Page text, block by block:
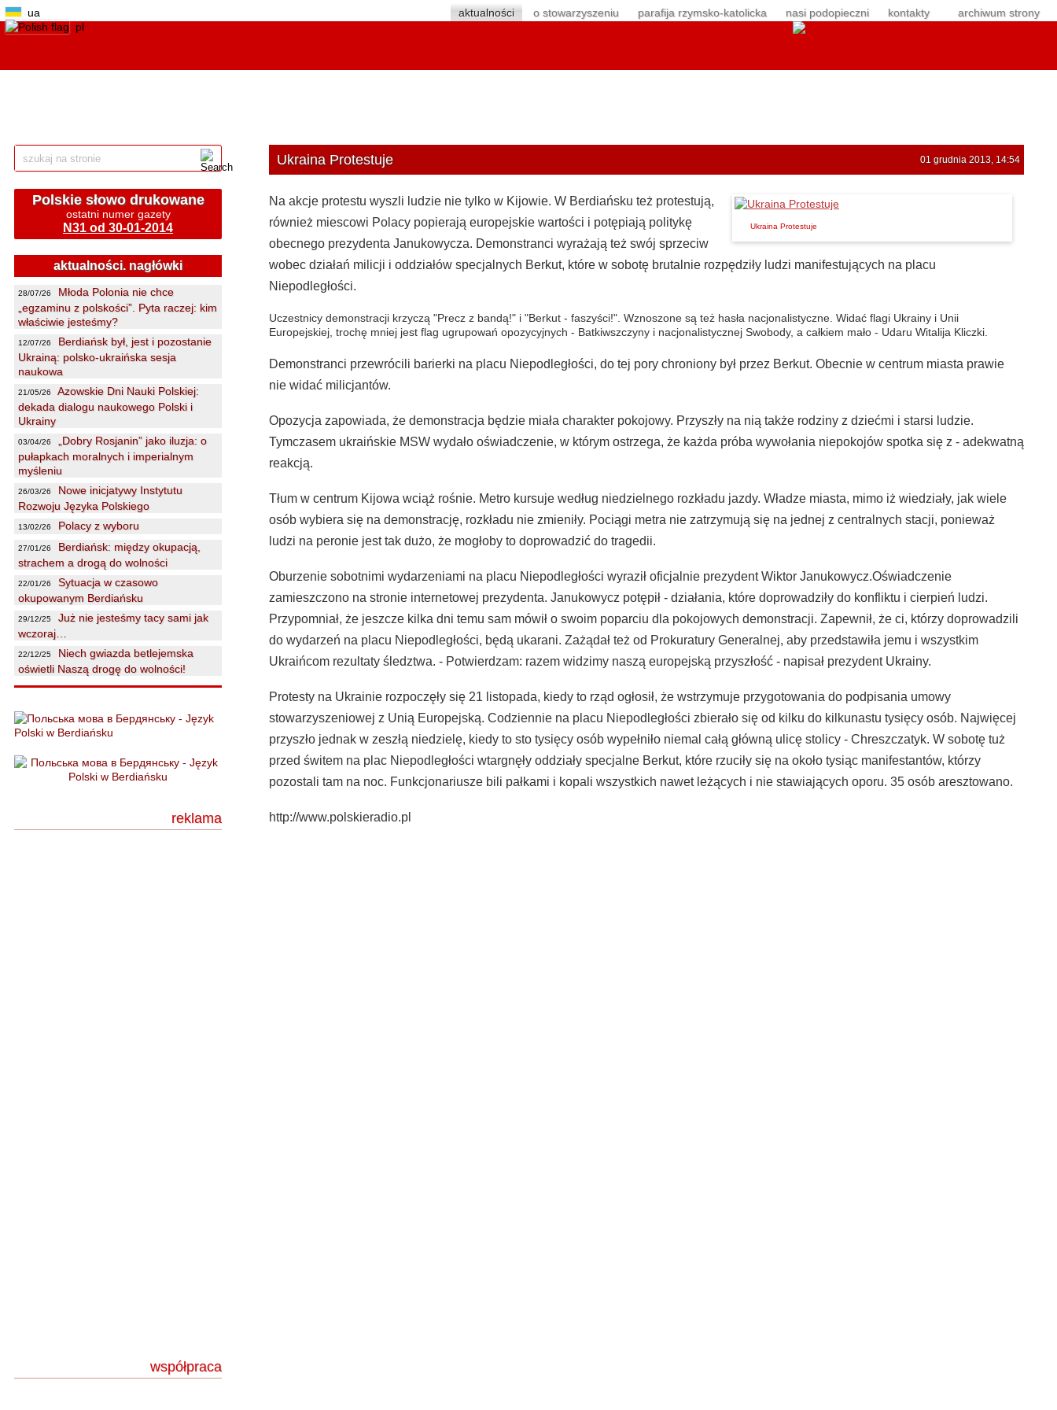
ua
pl
aktualności o stowarzyszeniu parafija rzymsko-katolicka nasi podopieczni kontakty archiwum strony
Polskie słowo drukowane
ostatni numer gazety
N31 od 30-01-2014
aktualności. nagłówki
28/07/26
Młoda Polonia nie chce
„egzaminu z polskości”. Pyta raczej: kim
właściwie jesteśmy?
12/07/26
Berdiańsk był, jest i pozostanie
Ukrainą: polsko-ukraińska sesja
naukowa
21/05/26
Azowskie Dni Nauki Polskiej:
dekada dialogu naukowego Polski i
Ukrainy
03/04/26
„Dobry Rosjanin” jako iluzja: o
pułapkach moralnych i imperialnym
myśleniu
26/03/26
Nowe inicjatywy Instytutu
Rozwoju Języka Polskiego
13/02/26 Polacy z wyboru
27/01/26
Berdiańsk: między okupacją,
strachem a drogą do wolności
22/01/26
Sytuacja w czasowo
okupowanym Berdiańsku
29/12/25
Już nie jesteśmy tacy sami jak
wczoraj…
22/12/25
Niech gwiazda betlejemska
oświetli Naszą drogę do wolności!
reklama
współpraca
Ukraina Protestuje 01 grudnia 2013, 14:54
Ukraina Protestuje
Na akcje protestu wyszli ludzie nie tylko w Kijowie. W Berdiańsku też protestują,
również miescowi Polacy popierają europejskie wartości i potępiają politykę
obecnego prezydenta Janukowycza. Demonstranci wyrażają też swój sprzeciw
wobec działań milicji i oddziałów specjalnych Berkut, które w sobotę brutalnie rozpędziły ludzi manifestujących na placu
Niepodległości.
Uczestnicy demonstracji krzyczą "Precz z bandą!" i "Berkut - faszyści!". Wznoszone są też hasła nacjonalistyczne. Widać flagi Ukrainy i Unii
Europejskiej, trochę mniej jest flag ugrupowań opozycyjnych - Batkiwszczyny i nacjonalistycznej Swobody, a całkiem mało - Udaru Witalija Kliczki.
Demonstranci przewrócili barierki na placu Niepodległości, do tej pory chroniony był przez Berkut. Obecnie w centrum miasta prawie
nie widać milicjantów.
Opozycja zapowiada, że demonstracja będzie miała charakter pokojowy. Przyszły na nią także rodziny z dziećmi i starsi ludzie.
Tymczasem ukraińskie MSW wydało oświadczenie, w którym ostrzega, że każda próba wywołania niepokojów spotka się z - adekwatną
reakcją.
Tłum w centrum Kijowa wciąż rośnie. Metro kursuje według niedzielnego rozkładu jazdy. Władze miasta, mimo iż wiedziały, jak wiele
osób wybiera się na demonstrację, rozkładu nie zmieniły. Pociągi metra nie zatrzymują się na jednej z centralnych stacji, ponieważ
ludzi na peronie jest tak dużo, że mogłoby to doprowadzić do tragedii.
Oburzenie sobotnimi wydarzeniami na placu Niepodległości wyraził oficjalnie prezydent Wiktor Janukowycz.Oświadczenie
zamieszczono na stronie internetowej prezydenta. Janukowycz potępił - działania, które doprowadziły do konfliktu i cierpień ludzi.
Przypomniał, że jeszcze kilka dni temu sam mówił o swoim poparciu dla pokojowych demonstracji. Zapewnił, że ci, którzy doprowadzili
do wydarzeń na placu Niepodległości, będą ukarani. Zażądał też od Prokuratury Generalnej, aby przedstawiła jemu i wszystkim
Ukraińcom rezultaty śledztwa. - Potwierdzam: razem widzimy naszą europejską przyszłość - napisał prezydent Ukrainy.
Protesty na Ukrainie rozpoczęły się 21 listopada, kiedy to rząd ogłosił, że wstrzymuje przygotowania do podpisania umowy
stowarzyszeniowej z Unią Europejską. Codziennie na placu Niepodległości zbierało się od kilku do kilkunastu tysięcy osób. Najwięcej
przyszło jednak w zeszłą niedzielę, kiedy to sto tysięcy osób wypełniło niemal całą główną ulicę stolicy - Chreszczatyk. W sobotę tuż
przed świtem na plac Niepodległości wtargnęły oddziały specjalne Berkut, które rzuciły się na około tysiąc manifestantów, którzy
pozostali tam na noc. Funkcjonariusze bili pałkami i kopali wszystkich nawet leżących i nie stawiających oporu. 35 osób aresztowano.
http://www.polskieradio.pl